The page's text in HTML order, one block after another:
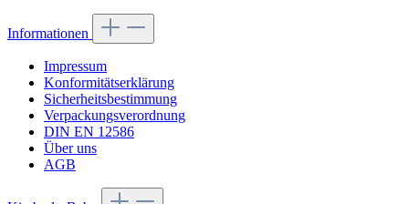
Informationen
Impressum
Konformitätserklärung
Sicherheitsbestimmung
Verpackungsverordnung
DIN EN 12586
Über uns
AGB